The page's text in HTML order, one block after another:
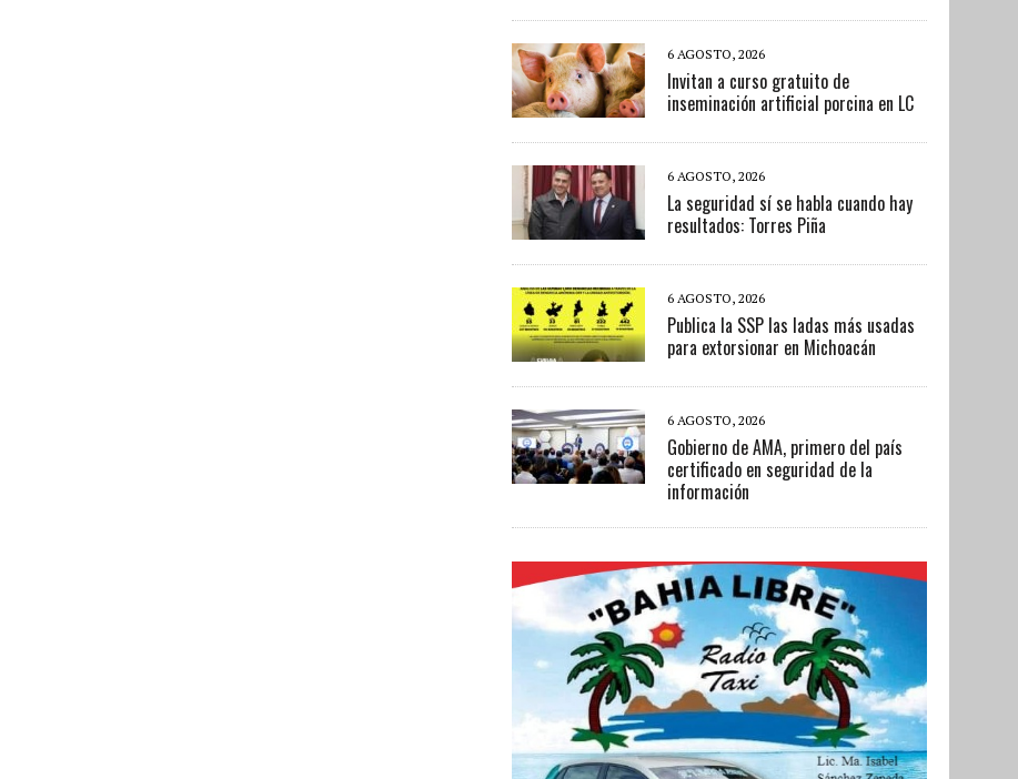
6 AGOSTO, 2026
Invitan a curso gratuito de
inseminación artificial porcina en LC
6 AGOSTO, 2026
La seguridad sí se habla cuando hay
resultados: Torres Piña
6 AGOSTO, 2026
Publica la SSP las ladas más usadas
para extorsionar en Michoacán
6 AGOSTO, 2026
Gobierno de AMA, primero del país
certificado en seguridad de la
información